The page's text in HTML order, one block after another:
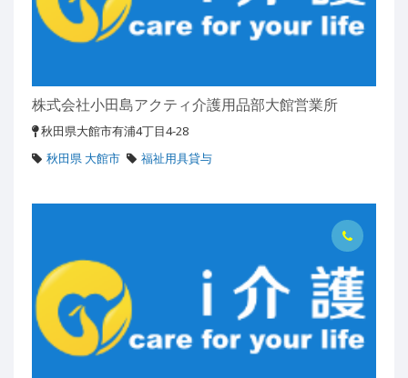
株式会社小田島アクティ介護用品部大館営業所
秋田県大館市有浦4丁目4-28
秋田県 大館市
福祉用具貸与